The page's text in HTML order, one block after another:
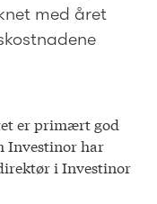
med året
er primært god
Investinor har
i Investinor